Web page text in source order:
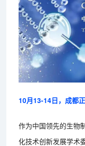
10月13-14日，成都
作为中国领先的生物
化技术创新发展学术